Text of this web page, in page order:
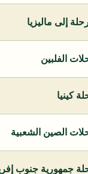
إلى ماليزيا
الفلبين
كينيا
الصين الشعبية
جمهورية جنوب